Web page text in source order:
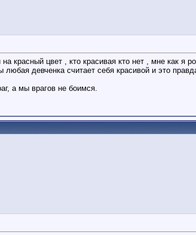
красный цвет , кто красивая кто нет , мне как
девченка считает себя красивой и это
а мы врагов не боимся.